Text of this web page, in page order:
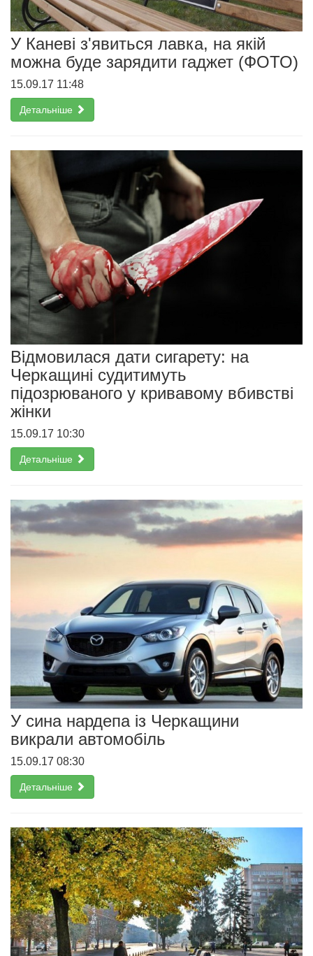
У Каневі з'явиться лавка, на якій
можна буде зарядити гаджет (ФОТО)
15.09.17 11:48
Детальніше
Відмовилася дати сигарету: на
Черкащині судитимуть
підозрюваного у кривавому вбивстві
жінки
15.09.17 10:30
Детальніше
У сина нардепа із Черкащини
викрали автомобіль
15.09.17 08:30
Детальніше